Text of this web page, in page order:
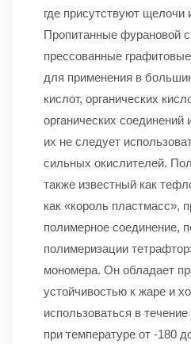
где присутствуют щелочи
Пропитанные фурановой
прессованные
для применения в
кислот, органических
органических
их не следует
сильных окислителей.
также известный как
как «король пластмасс»,
полимерное соединение,
полимеризации
мономера. Он обладает
устойчивостью к жаре и
использоваться в
при температуре от -180